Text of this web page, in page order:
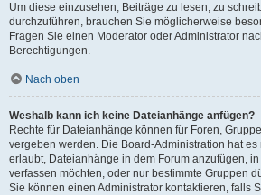
Um diese einzusehen, Beiträge zu lesen, zu
durchzuführen, brauchen Sie möglicherweise
Fragen Sie einen Moderator oder Administrator
Berechtigungen.
Nach oben
Weshalb kann ich keine Dateianhänge anfügen?
Rechte für Dateianhänge können für Foren,
vergeben werden. Die Board-Administration hat
erlaubt, Dateianhänge in dem Forum anzufügen,
verfassen möchten, oder nur bestimmte Gruppen
Sie können einen Administrator kontaktieren, falls